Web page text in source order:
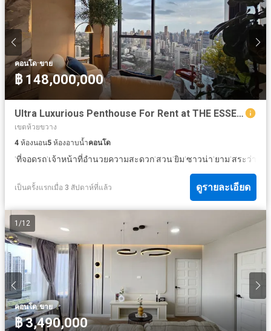
คอนโด·ขาย
฿ 148,000,000
Ultra Luxurious Penthouse For Rent at THE ESSE at SINGHA COMPLEX
เขตห้วยขวาง
4 ห้องนอน5 ห้องอาบน้ำคอนโด
·ที่จอดรถ·เจ้าหน้าที่อำนวยความสะดวก·สวน·ยิม·ซาวน่า·ยาม·สระว่ายน้
เป็นครั้งแรกเมื่อ 3 สัปดาห์ที่แล้ว ดูรายละเอียด
1 /12
คอนโด·ขาย
฿ 3,490,000